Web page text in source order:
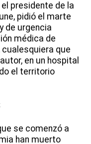
presidente de la
pidió el marte
de urgencia
médica de
que
en un hospital
el territorio
se comenzó a
han muerto